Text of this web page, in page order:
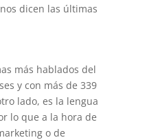
dicen las últimas
más hablados del
y con más de 339
lado, es la lengua
lo que a la hora de
o de